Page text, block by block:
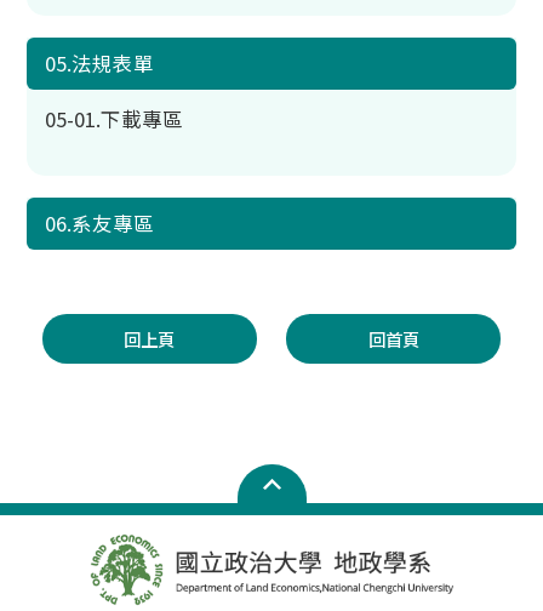
05.法規表單
05-01.下載專區
06.系友專區
回上頁 回首頁